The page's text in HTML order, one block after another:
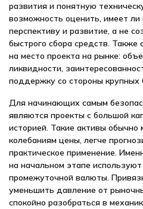
развития и понятную
возможность оценить, имеет ли
перспективу и развитие, а не
быстрого сбора средств. Также
на место проекта на рынке:
ликвидности,
поддержку со стороны крупных
Для начинающих самым
являются проекты с большой
историей. Такие активы
колебаниям цены, легче
практическое применение.
на начальном этапе
промежуточной валюты.
уменьшить давление от
спокойно разобраться в